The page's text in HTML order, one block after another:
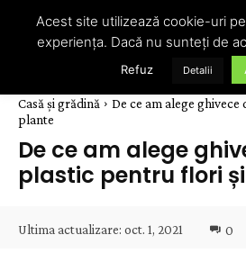
Casă și grădină
De ce am alege
plante
De ce am alege
plastic pentru flori
Ultima actualizare: oct. 1, 2021 0
Acest site utilizează cookie-uri
experiența. Dacă nu sunteți de
Refuz Detalii